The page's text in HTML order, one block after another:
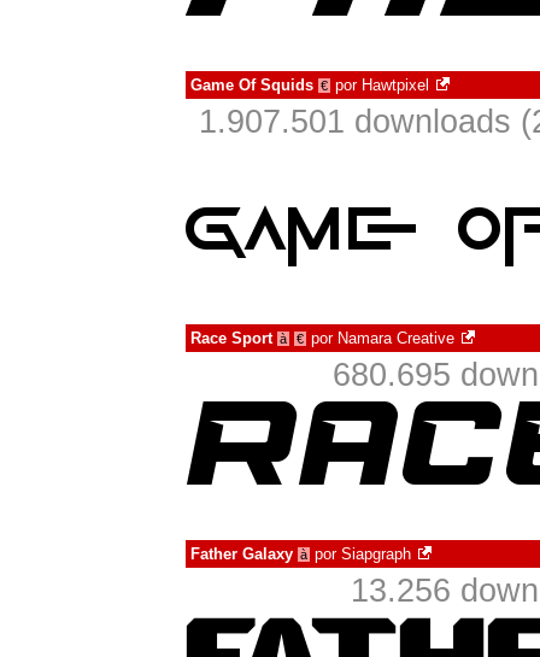
Game Of Squids € por Hawtpixel
1.907.501 downloads
Race Sport à € por Namara Creative
680.695
Father Galaxy à por Siapgraph
13.256